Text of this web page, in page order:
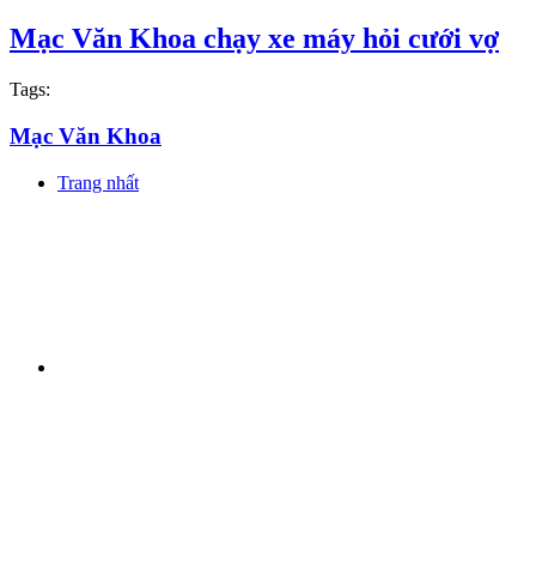
Mạc Văn Khoa chạy xe máy hỏi cưới vợ
Tags:
Mạc Văn Khoa
Trang nhất